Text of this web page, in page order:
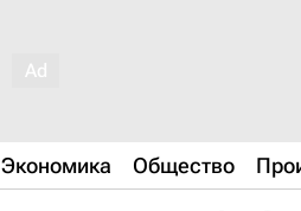
Экономика Общество